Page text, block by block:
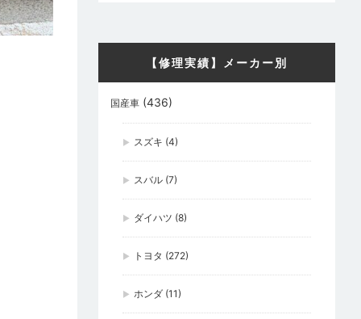
【修理実績】メーカー別
国産車(436)
スズキ (4)
スバル(7)
ダイハツ (8)
トヨタ (272)
ホンダ(11)